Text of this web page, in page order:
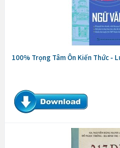
100% Trọng Tâm Ôn Kiến Thức -